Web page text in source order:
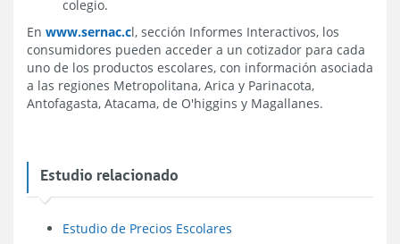
colegio.
En www.sernac.cl, sección Informes Interactivos, los
consumidores pueden acceder a un cotizador para cada
uno de los productos escolares, con información asociada
a las regiones Metropolitana, Arica y Parinacota,
Antofagasta, Atacama, de O'higgins y Magallanes.
Estudio relacionado
Estudio de Precios Escolares